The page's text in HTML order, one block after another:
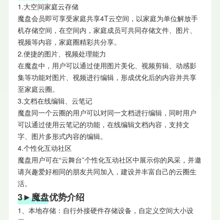
1.大空间家庭云存储
魔盘会员即可享受家庭共享4T云空间，以家庭为单位解放手
机存储空间，在空间内，家庭成员可共同存储文件、图片、
视频等内容，家庭圈精彩共分享。
2.便捷的图片、视频处理能力
在魔盘中，用户可以通过使用图片美化、视频剪辑、动感影
集等功能对图片、视频进行编辑，形成优化后的内容并共享
至家庭云圈。
3.文档在线编辑、云笔记
魔盘同一个云圈的用户可以对同一文档进行编辑，同时用户
可以通过使用云笔记的功能，在线编辑文档内容，支持文
字、图片多形式内容的编辑。
4.个性化互动社区
魔盘用户可在“云舞台”个性化互动社区中展示你的风采，并邀
请兴趣爱好相同的朋友共同加入，建设并丰富自己的云圈生
活。
3►魔盘优势介绍
1、本地存储：自行外接硬件存储设备，自定义空间大小设